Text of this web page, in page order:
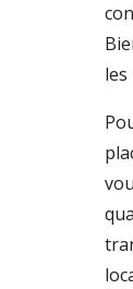
les